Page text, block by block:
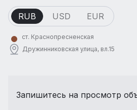
RUB USD EUR
ст. Краснопресненская
Дружинниковская улица, вл.15
Запишитесь на просмотр